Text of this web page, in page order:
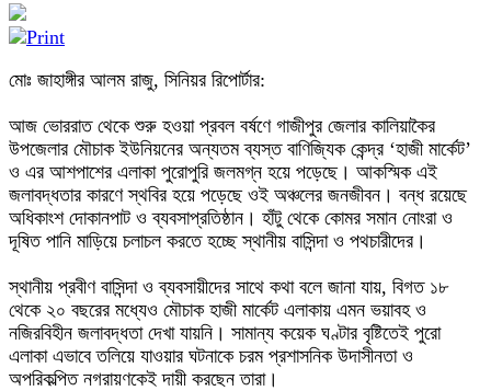
মোঃ জাহাঙ্গীর আলম রাজু, সিনিয়র রিপোর্টার:
‎আজ ভোররাত থেকে শুরু হওয়া প্রবল বর্ষণে গাজীপুর জেলার কালিয়াকৈর
উপজেলার মৌচাক ইউনিয়নের অন্যতম ব্যস্ত বাণিজ্যিক কেন্দ্র ‘হাজী মার্কেট’
ও এর আশপাশের এলাকা পুরোপুরি জলমগ্ন হয়ে পড়েছে। আকস্মিক এই
জলাবদ্ধতার কারণে স্থবির হয়ে পড়েছে ওই অঞ্চলের জনজীবন। বন্ধ রয়েছে
অধিকাংশ দোকানপাট ও ব্যবসাপ্রতিষ্ঠান। হাঁটু থেকে কোমর সমান নোংরা ও
দূষিত পানি মাড়িয়ে চলাচল করতে হচ্ছে স্থানীয় বাসিন্দা ও পথচারীদের।
‎স্থানীয় প্রবীণ বাসিন্দা ও ব্যবসায়ীদের সাথে কথা বলে জানা যায়, বিগত ১৮
থেকে ২০ বছরের মধ্যেও মৌচাক হাজী মার্কেট এলাকায় এমন ভয়াবহ ও
নজিরবিহীন জলাবদ্ধতা দেখা যায়নি। সামান্য কয়েক ঘণ্টার বৃষ্টিতেই পুরো
এলাকা এভাবে তলিয়ে যাওয়ার ঘটনাকে চরম প্রশাসনিক উদাসীনতা ও
অপরিকল্পিত নগরায়ণকেই দায়ী করছেন তারা।